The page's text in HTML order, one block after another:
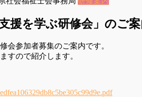
援を学ぶ研修会」のご案
会参加者募集のご案内です。
すので紹介します。